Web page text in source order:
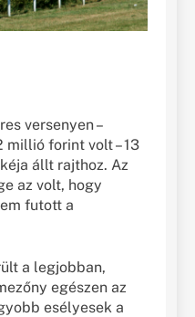
versenyen –
millió forint volt – 13
állt rajthoz. Az
az volt, hogy
futott a
a legjobban,
egészen az
esélyesek a